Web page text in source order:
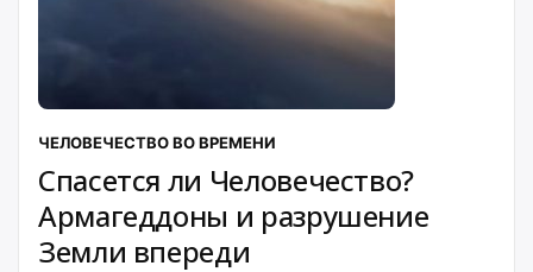
ЧЕЛОВЕЧЕСТВО ВО ВРЕМЕНИ
Спасется ли Человечество?
Армагеддоны и разрушение
Земли впереди